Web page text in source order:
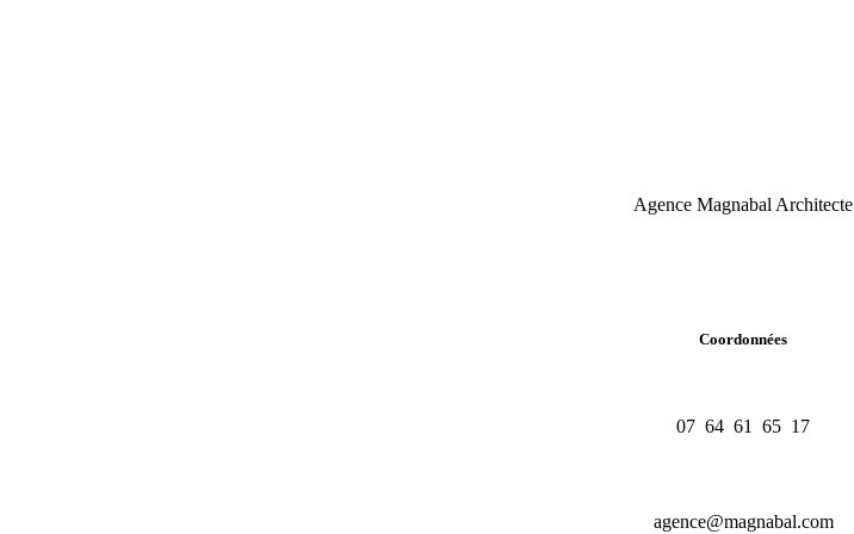
Agence Magnabal Architecte
Coordonnées
07 64 61 65 17
agence@magnabal.com